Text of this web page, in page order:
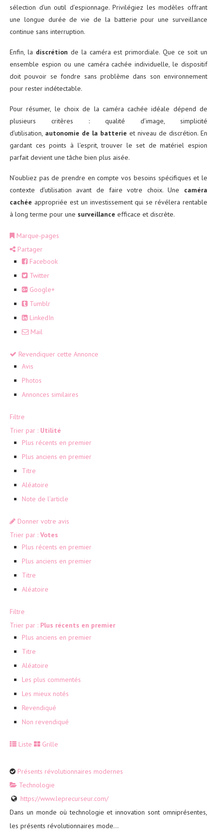
sélection d’un outil d’espionnage. Privilégiez les modèles offrant
une longue durée de vie de la batterie pour une surveillance
continue sans interruption.
Enfin, la discrétion de la caméra est primordiale. Que ce soit un
ensemble espion ou une caméra cachée individuelle, le dispositif
doit pouvoir se fondre sans problème dans son environnement
pour rester indétectable.
Pour résumer, le choix de la caméra cachée idéale dépend de
plusieurs critères : qualité d’image, simplicité
d’utilisation, autonomie de la batterie et niveau de discrétion. En
gardant ces points à l’esprit, trouver le set de matériel espion
parfait devient une tâche bien plus aisée.
N’oubliez pas de prendre en compte vos besoins spécifiques et le
contexte d’utilisation avant de faire votre choix. Une caméra
cachée appropriée est un investissement qui se révélera rentable
à long terme pour une surveillance efficace et discrète.
Marque-pages
Partager
Facebook
Twitter
Google+
Tumblr
LinkedIn
Mail
Revendiquer cette Annonce
Avis
Photos
Annonces similaires
Filtre
Trier par : Utilité
Plus récents en premier
Plus anciens en premier
Titre
Aléatoire
Note de l’article
Donner votre avis
Trier par : Votes
Plus récents en premier
Plus anciens en premier
Titre
Aléatoire
Filtre
Trier par : Plus récents en premier
Plus anciens en premier
Titre
Aléatoire
Les plus commentés
Les mieux notés
Revendiqué
Non revendiqué
Liste Grille
Présents révolutionnaires modernes
Technologie
https://www.leprecurseur.com/
Dans un monde où technologie et innovation sont omniprésentes,
les présents révolutionnaires mode...